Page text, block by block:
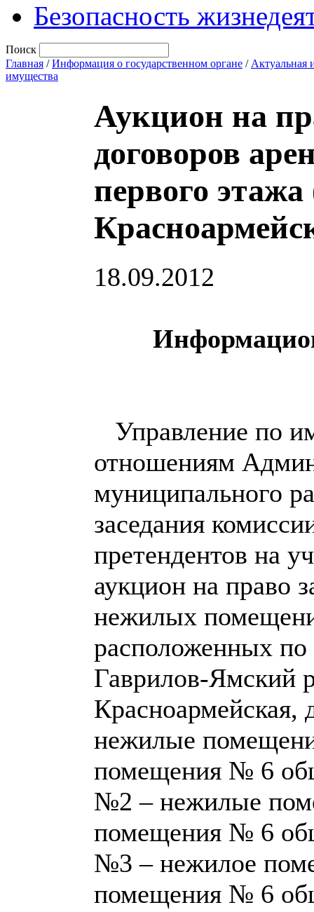
Безопасность
Поиск
Главная /Информация о государственном органе / Актуальная
имущества
Аукцион на
договоров
первого
18.09.2012
Управление по
отношениям
муниципального
заседания
претендентов на
аукцион на право
нежилых
расположенных по
Гаврилов-Ямский
нежилые
помещения № 6
№2 – нежилые
помещения № 6
№3 – нежилое
помещения № 6